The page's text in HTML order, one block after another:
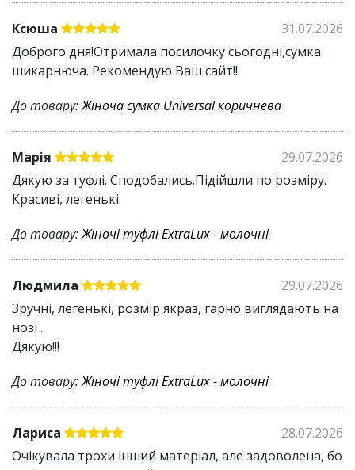
Ксюша
31.07.2026
Доброго дня!Отримала посилочку сьогодні,сумка
шикарнюча. Рекомендую Ваш сайт!!
До товару:Жіноча сумка Universal коричнева
Марія
29.07.2026
Дякую за туфлі. Сподобались.Підійшли по розміру.
Красиві, легенькі.
До товару:Жіночі туфлі ExtraLux - молочні
Людмила
29.07.2026
Зручні, легенькі, розмір якраз, гарно виглядають на
нозі .
Дякую!!!
До товару:Жіночі туфлі ExtraLux - молочні
Лариса
28.07.2026
Очікувала трохи інший матеріал, але задоволена, бо